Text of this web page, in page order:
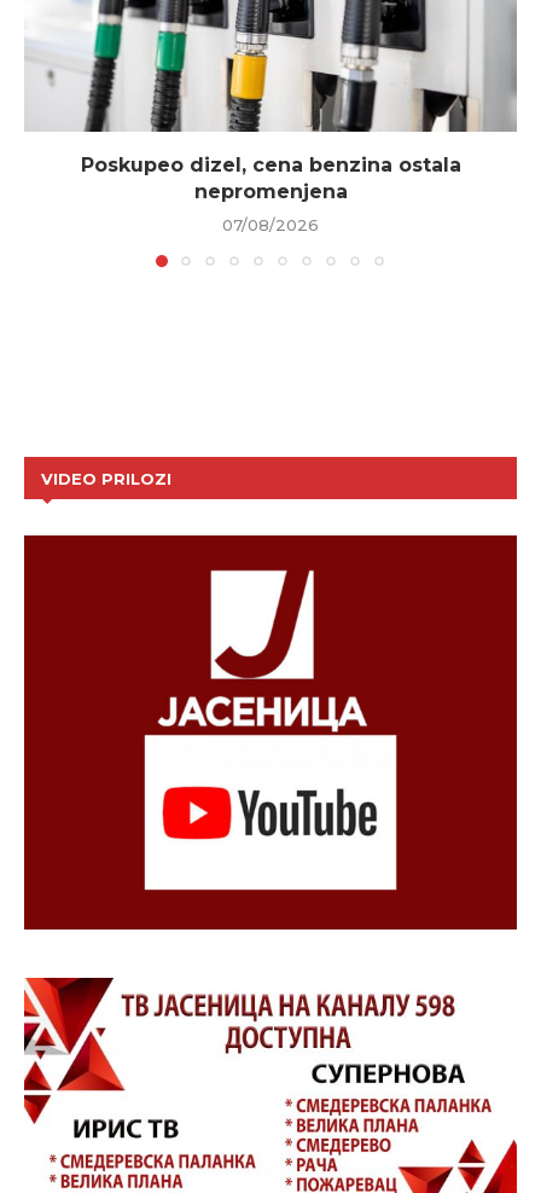
Poskupeo dizel, cena benzina ostala
nepromenjena
07/08/2026
VIDEO PRILOZI